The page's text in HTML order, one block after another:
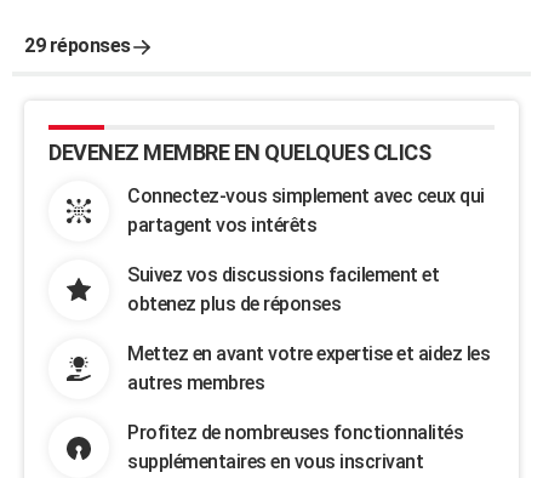
29 réponses
DEVENEZ MEMBRE EN QUELQUES CLICS
Connectez-vous simplement avec ceux qui
partagent vos intérêts
Suivez vos discussions facilement et
obtenez plus de réponses
Mettez en avant votre expertise et aidez les
autres membres
Profitez de nombreuses fonctionnalités
supplémentaires en vous inscrivant